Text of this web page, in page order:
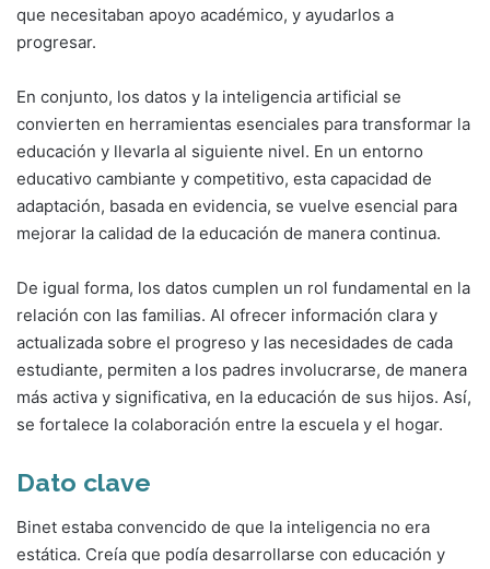
que necesitaban apoyo académico, y ayudarlos a
progresar.
En conjunto, los datos y la inteligencia artificial se
convierten en herramientas esenciales para transformar la
educación y llevarla al siguiente nivel. En un entorno
educativo cambiante y competitivo, esta capacidad de
adaptación, basada en evidencia, se vuelve esencial para
mejorar la calidad de la educación de manera continua.
De igual forma, los datos cumplen un rol fundamental en la
relación con las familias. Al ofrecer información clara y
actualizada sobre el progreso y las necesidades de cada
estudiante, permiten a los padres involucrarse, de manera
más activa y significativa, en la educación de sus hijos. Así,
se fortalece la colaboración entre la escuela y el hogar.
Dato clave
Binet estaba convencido de que la inteligencia no era
estática. Creía que podía desarrollarse con educación y